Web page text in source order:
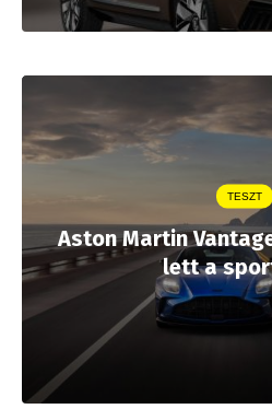
TESZT
Aston Martin
lett a